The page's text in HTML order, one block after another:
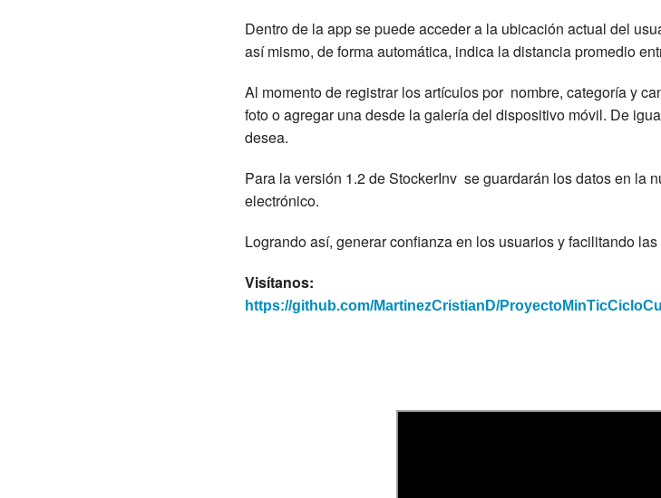
Dentro de la app se puede acceder a la ubicación actual del
así mismo, de forma automática, indica la distancia promedio
Al momento de registrar los artículos por nombre, categoría y
foto o agregar una desde la galería del dispositivo móvil. De
desea.
Para la versión 1.2 de StockerInv se guardarán los datos en la
electrónico.
Logrando así, generar confianza en los usuarios y facilitando
Visítanos:
https://github.com/MartinezCristianD/